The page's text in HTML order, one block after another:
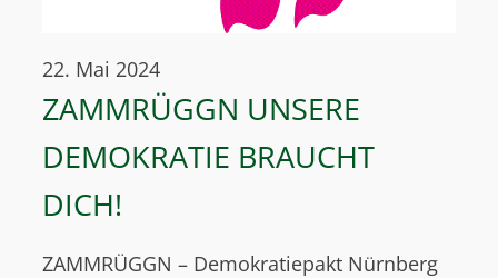
22. Mai 2024
ZAMMRÜGGN UNSERE
DEMOKRATIE BRAUCHT
DICH!
ZAMMRÜGGN – Demokratiepakt Nürnberg